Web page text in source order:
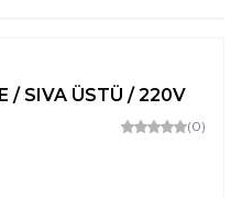
/ SIVA ÜSTÜ / 220V
(0)